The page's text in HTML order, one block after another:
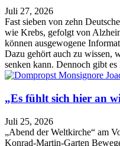
Juli 27, 2026
Fast sieben von zehn
wie Krebs, gefolgt von
können ausgewogene
Dazu gehört auch zu wissen,
senken kann. Dennoch gibt
„Es fühlt sich hier an
Juli 25, 2026
„Abend der Weltkirche“ am
Konrad-Martin-Garten